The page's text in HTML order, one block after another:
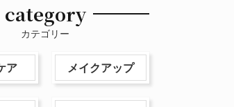
category
カテゴリー
ア メイクアップ